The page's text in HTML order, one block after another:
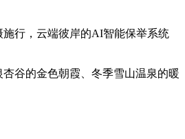
行，云端彼岸的AI智能保举系统
谷的金色朝霞、冬季雪山温泉的暖